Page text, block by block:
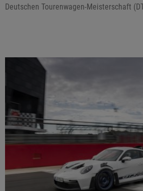
Deutschen Tourenwagen-Meisterschaft